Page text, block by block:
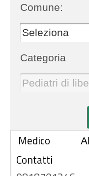
Comune:
Seleziona
Categoria
Pediatri di
Medico
Contatti